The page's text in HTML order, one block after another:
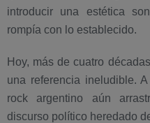
introducir una estética
rompía con lo establecido.
Hoy, más de cuatro
una referencia ineludible.
rock argentino aún
discurso político heredado